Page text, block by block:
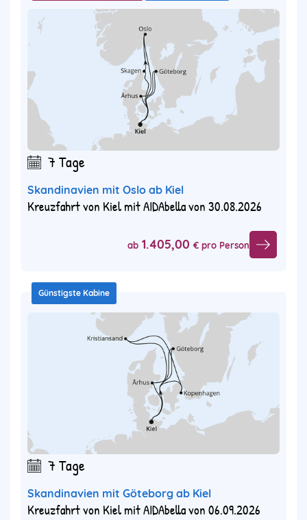
7 Tage
Skandinavien mit Oslo ab Kiel
Kreuzfahrt von Kiel mit AIDAbella von 30.08.2026
ab 1.405,00 € pro Person
Günstigste Kabine
7 Tage
Skandinavien mit Göteborg ab Kiel
Kreuzfahrt von Kiel mit AIDAbella von 06.09.2026